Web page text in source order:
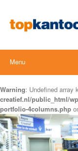
Menu
Warning: Undefined array
creatief.nl/public_html/
portfolio-4columns.php